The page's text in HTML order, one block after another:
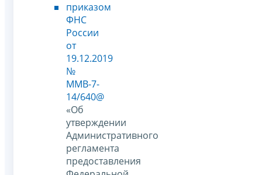
приказом
ФНС
России
от
19.12.2019
№
ММВ-7-
14/640@
«Об
утверждении
Административного
регламента
предоставления